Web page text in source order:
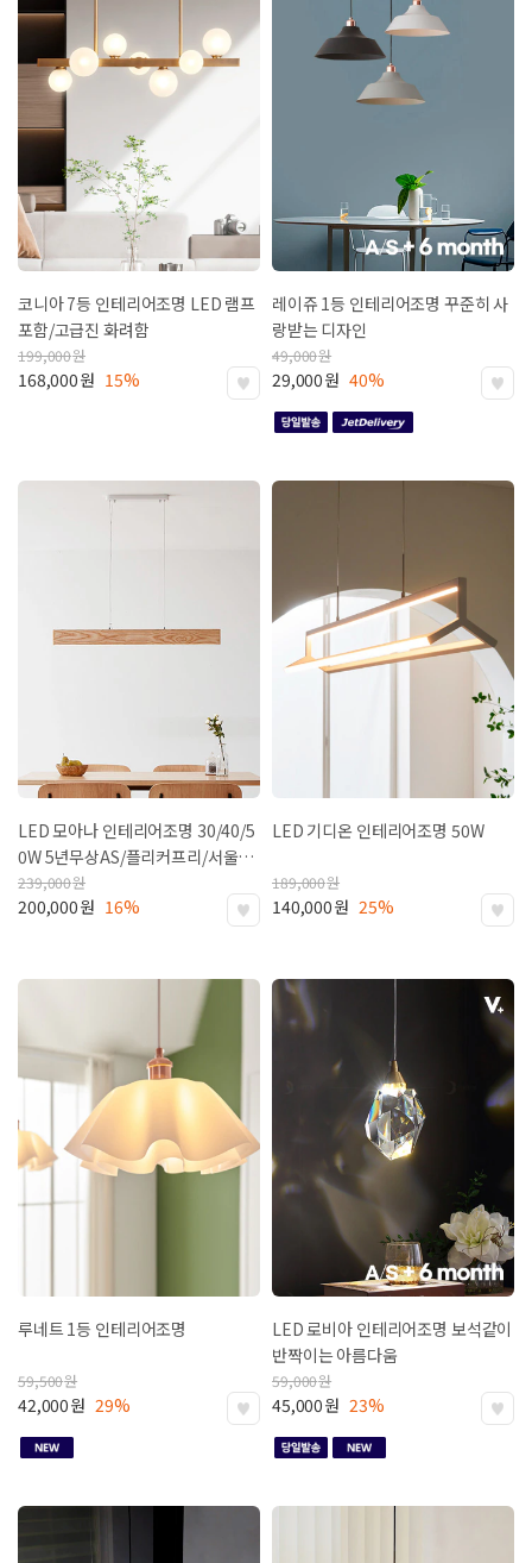
코니아 7등 인테리어조명 LED 램프
포함/고급진 화려함
199,000원
168,000원 15%
레이쥬 1등 인테리어조명꾸준히 사
랑받는 디자인
49,000원
29,000원 40%
LED 모아나 인테리어조명 30/40/5
0W5년무상AS/플리커프리/서울반
도체LED
239,000원
200,000원 16%
LED 기디온 인테리어조명 50W
189,000원
140,000원 25%
루네트 1등 인테리어조명
59,500원
42,000원 29%
LED 로비아 인테리어조명 보석같이
반짝이는 아름다움
59,000원
45,000원 23%